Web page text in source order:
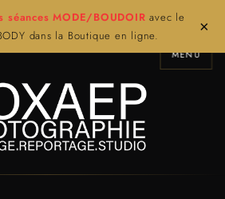
séances MODE/BOUDOIR avec le
dans la Boutique en ligne.
×
MENU